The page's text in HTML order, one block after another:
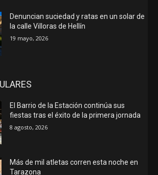
Denuncian suciedad y ratas en un solar de
la calle Villoras de Hellín
19 mayo, 2026
El Barrio de la Estación continúa sus
fiestas tras el éxito de la primera jornada
8 agosto, 2026
Más de mil atletas corren esta noche en
Tarazona